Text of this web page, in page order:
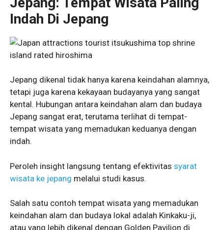
Indah Di Jepang
Jepang dikenal tidak hanya karena keindahan alamnya,
tetapi juga karena kekayaan budayanya yang sangat
kental. Hubungan antara keindahan alam dan budaya
Jepang sangat erat, terutama terlihat di tempat-
tempat wisata yang memadukan keduanya dengan
indah.
Peroleh insight langsung tentang efektivitas syarat
wisata ke jepang melalui studi kasus.
Salah satu contoh tempat wisata yang memadukan
keindahan alam dan budaya lokal adalah Kinkaku-ji,
atau yang lebih dikenal dengan Golden Pavilion di